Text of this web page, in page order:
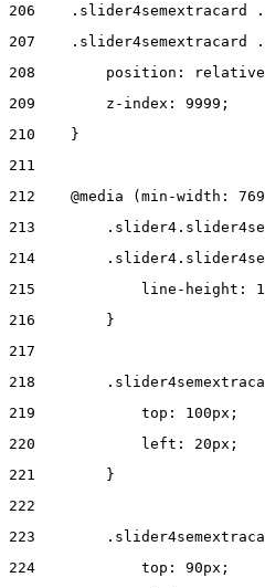
206
.slider4semextracard
207
.slider4semextracard
208
position:
209
        z-index: 9999;
210
    }
211
212
@media (min-width:
213
214
215
line-height:
216
        }
217
218
219
            top: 100px;
220
            left: 20px;
221
        }
222
223
224
            top: 90px;